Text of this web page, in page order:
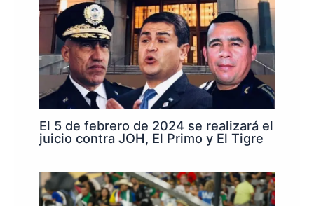
El 5 de febrero de 2024 se realizará el
juicio contra JOH, El Primo y El Tigre